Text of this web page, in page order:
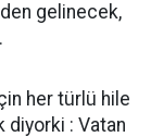
gelinecek,
her türlü hile
diyorki : Vatan